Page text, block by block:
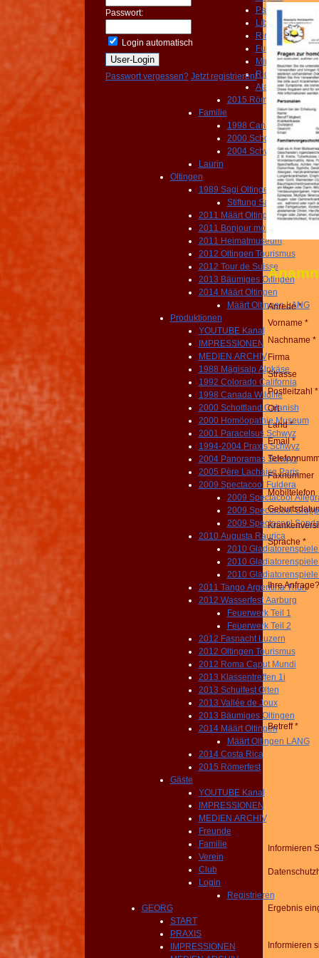
Paraiso
Liberia
Rincon
Fumoraoles
Miravalles
Rio Celeste
Alajuela
2015 Römerfest
Familie
1998 Canada
2000 Schottland
2004 Schwyz
Laurin
Oltingen
1989 Sagi Oltingen
Stiftung Sagi Oltingen
2011 Määrt Oltingen
2011 Bonjour mon coeur
2011 Heimatmuseum
2012 Oltingen Tourismus
2012 Tour de Suisse
2013 Bäumiges Oltingen
2014 Määrt Oltingen
Määrt Oltingen LANG
Produktionen
YOUTUBE Kanal
IMPRESSIONEN
MEDIEN ARCHIV
1988 Mägisalp Alpkäse
1992 Colorado California
1998 Canada Wildlife
2000 Schottland Calanish
2000 Homöopathie Museum
2001 Paracelsus Schwyz
1994-2004 Praxis Schwyz
2004 Panoramas Schwyz
2005 Père Lachaise Paris
2009 Spectacool Fuldera
2009 Spectacool
2009 Spectacool
2009 Spectacool
2010 Augusta Raurica
2010 Gladiatorenspiele
2010 Gladiatorenspiele
2010 Gladiatorenspiele
2011 Tango Argentina Thun
2012 Wasserfest Aarburg
Feuerwerk Teil 1
Feuerwerk Teil 2
2012 Fasnacht Luzern
2012 Oltingen Tourismus
2012 Roma Caput Mundi
2013 Klassentreffen 1i
2013 Schulfest Olten
2013 Vallée de Joux
2013 Bäumiges Oltingen
2014 Määrt Oltingen
Määrt Oltingen LANG
2014 Costa Rica
2015 Römerfest
Gäste
YOUTUBE Kanal
IMPRESSIONEN
MEDIEN ARCHIV
Freunde
Familie
Verein
Club
Login
Registrieren
GEORG
START
PRAXIS
IMPRESSIONEN
Passwort:
Login automatisch
Passwort vergessen? Jetzt registrieren!
Anrede *
Vorname *
Nachname *
Firma
Strasse
Postleitzahl *
Ort
Land *
Email *
Faxnummer
Mobiltelefon
Sprache *
Ihre Anfrage?
Betreff *
Informieren
Ergebnis
Informieren